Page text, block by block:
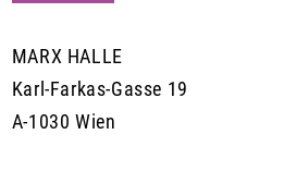
MARX HALLE
Karl-Farkas-Gasse 19
A-1030 Wien